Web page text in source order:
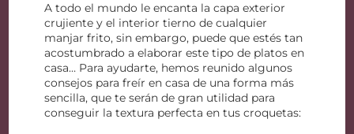
A todo el mundo le encanta la capa exterior
crujiente y el interior tierno de cualquier
manjar frito, sin embargo, puede que estés tan
acostumbrado a elaborar este tipo de platos en
casa… Para ayudarte, hemos reunido algunos
consejos para freír en casa de una forma más
sencilla, que te serán de gran utilidad para
conseguir la textura perfecta en tus croquetas: